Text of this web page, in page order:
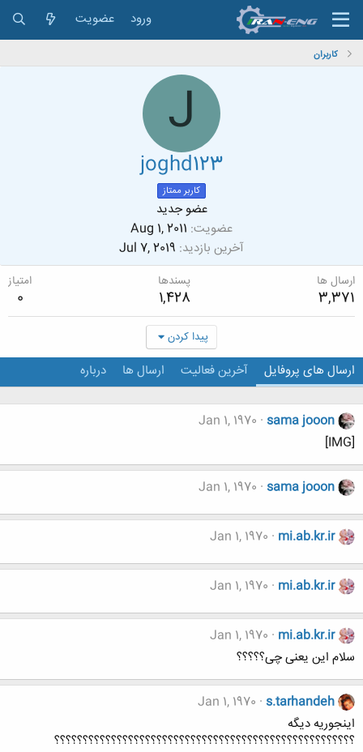
ورود عضویت
کاربران
J
joghd123
کاربر ممتاز
عضو جدید
عضویت Aug 1, 2011
آخرین بازدید Jul 7, 2019
ارسال ها
3,371
پسندها
1,428
امتیاز
0
پیدا کردن
ارسال های پروفایل آخرین فعالیت ارسال ها درباره
sama jooon
Jan 1, 1970
[IMG]
sama jooon
Jan 1, 1970
mi.ab.kr.ir
Jan 1, 1970
mi.ab.kr.ir
Jan 1, 1970
mi.ab.kr.ir
Jan 1, 1970
سلام این یعنی چی؟؟؟؟؟
s.tarhandeh
Jan 1, 1970
اینجوریه دیگه
؟؟؟؟؟؟؟؟؟؟؟؟؟؟؟؟؟؟؟؟؟؟؟؟؟؟؟؟؟؟؟؟؟؟؟؟؟؟؟؟؟؟؟؟؟؟؟؟؟؟؟؟؟